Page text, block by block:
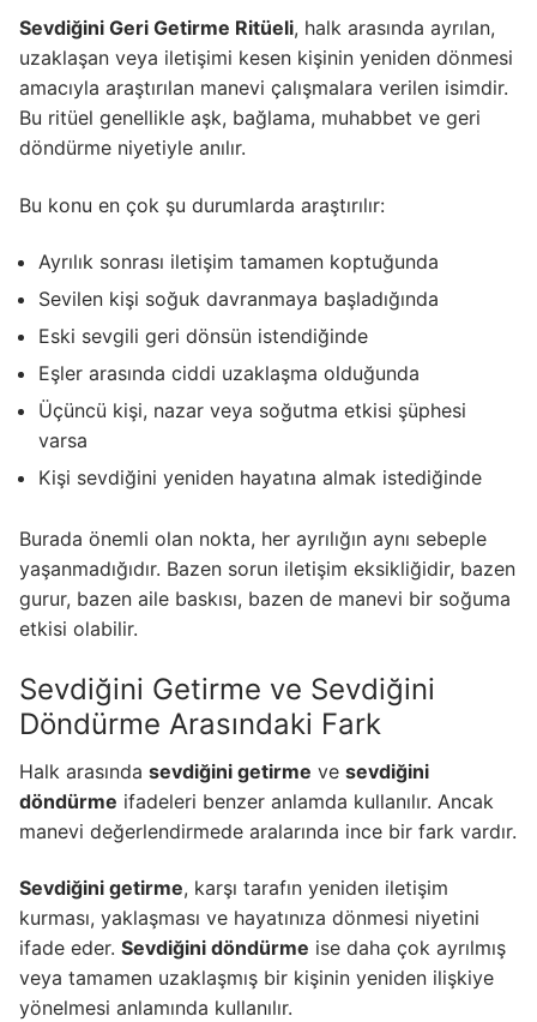
Sevdiğini Geri Getirme Ritüeli, halk arasında ayrılan,
uzaklaşan veya iletişimi kesen kişinin yeniden dönmesi
amacıyla araştırılan manevi çalışmalara verilen isimdir.
Bu ritüel genellikle aşk, bağlama, muhabbet ve geri
döndürme niyetiyle anılır.
Bu konu en çok şu durumlarda araştırılır:
Ayrılık sonrası iletişim tamamen koptuğunda
Sevilen kişi soğuk davranmaya başladığında
Eski sevgili geri dönsün istendiğinde
Eşler arasında ciddi uzaklaşma olduğunda
Üçüncü kişi, nazar veya soğutma etkisi şüphesi
varsa
Kişi sevdiğini yeniden hayatına almak istediğinde
Burada önemli olan nokta, her ayrılığın aynı sebeple
yaşanmadığıdır. Bazen sorun iletişim eksikliğidir, bazen
gurur, bazen aile baskısı, bazen de manevi bir soğuma
etkisi olabilir.
Sevdiğini Getirme ve Sevdiğini
Döndürme Arasındaki Fark
Halk arasında sevdiğini getirme ve sevdiğini
döndürme ifadeleri benzer anlamda kullanılır. Ancak
manevi değerlendirmede aralarında ince bir fark vardır.
Sevdiğini getirme, karşı tarafın yeniden iletişim
kurması, yaklaşması ve hayatınıza dönmesi niyetini
ifade eder. Sevdiğini döndürme ise daha çok ayrılmış
veya tamamen uzaklaşmış bir kişinin yeniden ilişkiye
yönelmesi anlamında kullanılır.